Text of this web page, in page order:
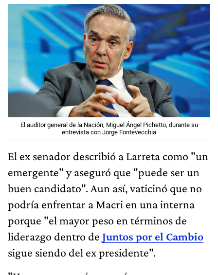
El auditor general de la Nación, Miguel Ángel Pichetto, durante su
entrevista con Jorge Fontevecchia
El ex senador describió a Larreta como "un
emergente" y aseguró que "puede ser un
buen candidato". Aun así, vaticinó que no
podría enfrentar a Macri en una interna
porque "el mayor peso en términos de
liderazgo dentro de Juntos por el Cambio
sigue siendo del ex presidente".